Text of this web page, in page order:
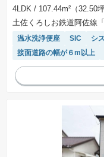
4LDK / 107.44m²（32.50
土佐くろしお鉄道阿佐線
温水洗浄便座 SIC シ
接面道路の幅が６m以上